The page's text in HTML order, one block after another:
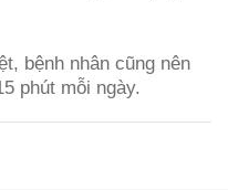
bệnh nhân cũng nên
phút mỗi ngày.